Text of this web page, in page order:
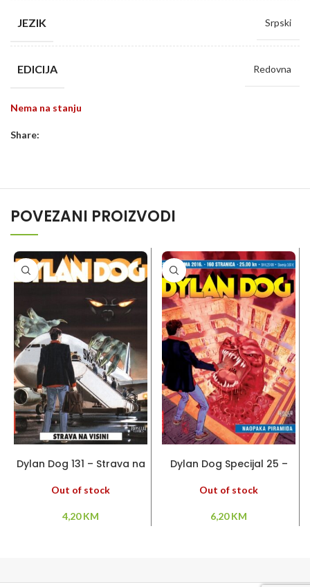
JEZIK Srpski
EDICIJA Redovna
Nema na stanju
Share:
POVEZANI PROIZVODI
Dylan Dog 131 – Strava na
Out of stock
4,20KM
Dylan Dog Specijal 25 –
Out of stock
6,20KM